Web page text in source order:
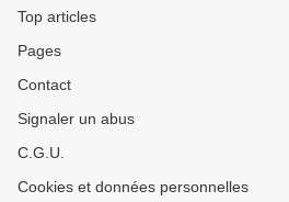
Top articles
Pages
Contact
Signaler un abus
C.G.U.
Cookies et données personnelles